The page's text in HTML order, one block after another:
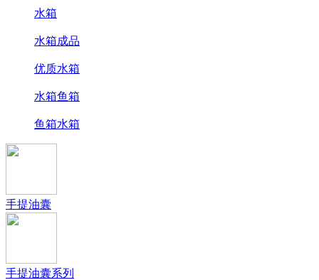
水箱
水箱成品
优质水箱
水箱鱼箱
鱼箱水箱
手提油囊
手提油囊系列